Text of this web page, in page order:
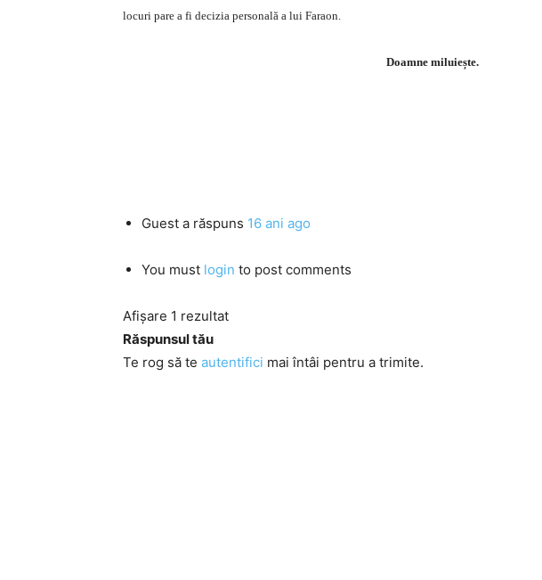
locuri pare a fi decizia personală a lui Faraon.
Doamne miluiește.
Guest a răspuns 16 ani ago
You must login to post comments
Afișare 1 rezultat
Răspunsul tău
Te rog să te autentifici mai întâi pentru a trimite.